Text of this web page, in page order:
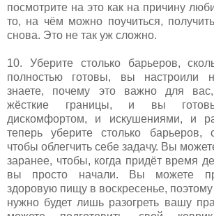
посмотрите на это как на причину
то, на чём можно поучиться,
снова. Это не так уж сложно.
10. Уберите столько барьеров,
полностью готовы, вы настроили
знаете, почему это важно для
жёсткие границы, и вы
дискомфортом, и искушениями, и
теперь уберите столько барьеров,
чтобы облегчить себе задачу. Вы
заранее, чтобы, когда придёт время
вы просто начали. Вы можете
здоровую пищу в воскресенье,
нужно будет лишь разогреть вашу